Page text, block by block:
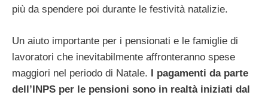
più da spendere poi durante le festività natalizie.
Un aiuto importante per i pensionati e le famiglie di
lavoratori che inevitabilmente affronteranno spese
maggiori nel periodo di Natale. I pagamenti da parte
dell’INPS per le pensioni sono in realtà iniziati dal